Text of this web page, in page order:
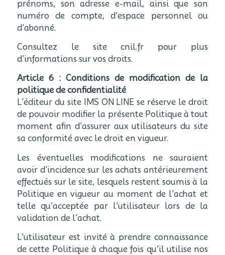
prénoms, son adresse e-mail, ainsi que son
numéro de compte, d’espace personnel ou
d’abonné.
Consultez le site cnil.fr pour plus
d’informations sur vos droits.
Article 6 : Conditions de modification de la
politique de confidentialité
L’éditeur du site IMS ON LINE se réserve le droit
de pouvoir modifier la présente Politique à tout
moment afin d’assurer aux utilisateurs du site
sa conformité avec le droit en vigueur.
Les éventuelles modifications ne sauraient
avoir d’incidence sur les achats antérieurement
effectués sur le site, lesquels restent soumis à la
Politique en vigueur au moment de l’achat et
telle qu’acceptée par l’utilisateur lors de la
validation de l’achat.
L’utilisateur est invité à prendre connaissance
de cette Politique à chaque fois qu’il utilise nos